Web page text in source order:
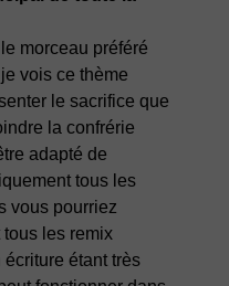
morceau préféré
vois ce thème
le sacrifice que
la confrérie
adapté de
tous les
vous pourriez
tous les remix
étant très